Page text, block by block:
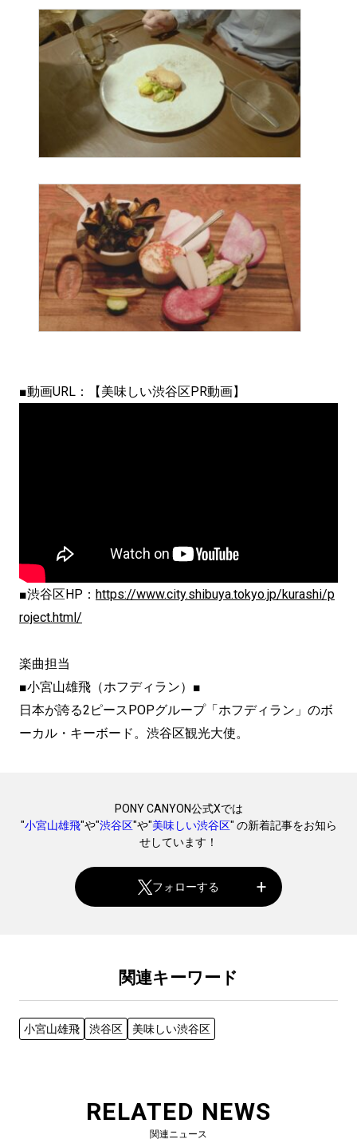
■動画URL：【美味しい渋谷区PR動画】
■渋谷区HP： https://www.city.shibuya.tokyo.jp/kurashi/p
roject.html/
楽曲担当
■小宮山雄飛（ホフディラン）■
日本が誇る2ピースPOPグループ「ホフディラン」のボ
ーカル・キーボード。渋谷区観光大使。
PONY CANYON公式Xでは
"小宮山雄飛"や"渋谷区"や"美味しい渋谷区" の新着記事をお知ら
せしています！
フォローする
関連キーワード
小宮山雄飛 渋谷区 美味しい渋谷区
RELATED NEWS
関連ニュース